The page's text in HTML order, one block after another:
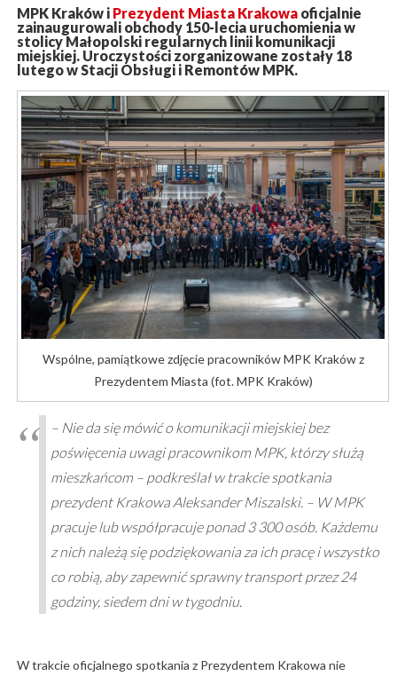
MPK Kraków i Prezydent Miasta Krakowaoficjalnie
zainaugurowali obchody 150-lecia uruchomienia w
stolicy Małopolski regularnych linii komunikacji
miejskiej. Uroczystości zorganizowane zostały 18
lutego w Stacji Obsługi i Remontów MPK.
Wspólne, pamiątkowe zdjęcie pracowników MPK Kraków z
Prezydentem Miasta (fot. MPK Kraków)
– Nie da się mówić o komunikacji miejskiej bez
poświęcenia uwagi pracownikom MPK, którzy służą
mieszkańcom – podkreślał w trakcie spotkania
prezydent Krakowa Aleksander Miszalski. – W MPK
pracuje lub współpracuje ponad 3 300 osób. Każdemu
z nich należą się podziękowania za ich pracę i wszystko
co robią, aby zapewnić sprawny transport przez 24
godziny, siedem dni w tygodniu.
W trakcie oficjalnego spotkania z Prezydentem Krakowa nie